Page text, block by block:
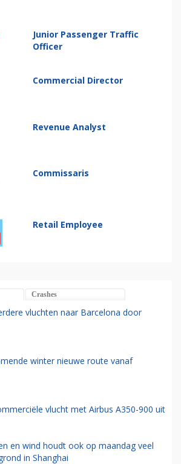
Junior Passenger Traffic
Officer
Commercial Director
Revenue Analyst
Commissaris
Retail Employee
Crashes
vluchten naar Barcelona door
winter nieuwe route vanaf
vlucht met Airbus A350-900 uit
en wind houdt ook op maandag veel
in Shanghai